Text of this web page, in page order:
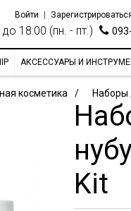
Войти
18:00 (пн. - пт.)
АКСЕССУАРЫ И
косметика Наборы
Kit